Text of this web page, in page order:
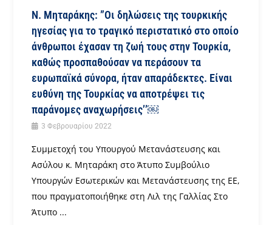
Ν. Μηταράκης: ”Οι δηλώσεις της τουρκικής
ηγεσίας για το τραγικό περιστατικό στο οποίο
άνθρωποι έχασαν τη ζωή τους στην Τουρκία,
καθώς προσπαθούσαν να περάσουν τα
ευρωπαϊκά σύνορα, ήταν απαράδεκτες. Είναι
ευθύνη της Τουρκίας να αποτρέψει τις
παράνομες αναχωρήσεις’’￼
3 Φεβρουαρίου 2022
Συμμετοχή του Υπουργού Μετανάστευσης και
Ασύλου κ. Μηταράκη στο Άτυπο Συμβούλιο
Υπουργών Εσωτερικών και Μετανάστευσης της ΕΕ,
που πραγματοποιήθηκε στη Λιλ της Γαλλίας Στο
Άτυπο ...